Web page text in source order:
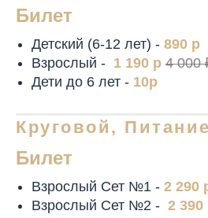
Билет
Детский (6-12 лет) - 890 р
Взрослый - 1 190 р 4 000
Дети до 6 лет - 10р
Круговой,
Билет
Взрослый Сет №1 - 2 290
Взрослый Сет №2 - 2 390